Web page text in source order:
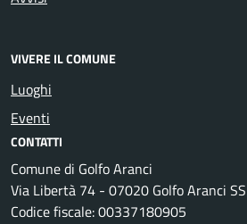
VIVERE IL COMUNE
Luoghi
Eventi
CONTATTI
Comune di Golfo Aranci
Via Libertà 74 - 07020 Golfo Aranci SS
Codice fiscale: 00337180905